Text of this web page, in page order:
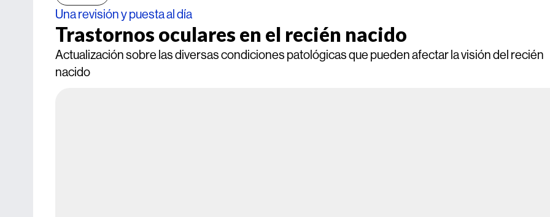
Una revisión y puesta al día
Trastornos oculares en el recién nacido
Actualización sobre las diversas condiciones patológicas que pueden afectar la visión del recién
nacido